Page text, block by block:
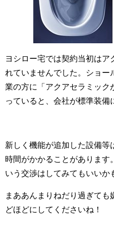
ヨシロー宅では契約当初はア
れていませんでした。ショー
業の方に「アクアセラミック
っていると、会社が標準装備
新しく機能が追加した設備等
時間がかかることがありま
いう交渉はしてみてもいいか
まああんまりねだり過ぎて
どほどにしてくださいね！